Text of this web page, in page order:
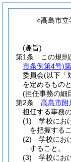
○高島市立
(趣旨)
第1条
この規則
市条例第4号)
委員会(以下「
を定めるものと
(担任事務の細
第2条
高島市附
担任する事務
(1)
学校にお
を把握するこ
(2)
学校にお
すること。
(3)
学校にお